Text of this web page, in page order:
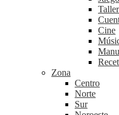
Cine
Zona
Centro
Norte
Sur